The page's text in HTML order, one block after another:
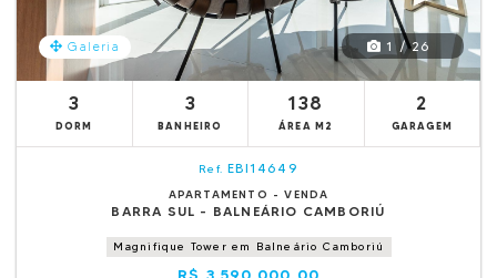
Galeria 1 / 26
3
DORM
3
BANHEIRO
138
ÁREA M2
2
GARAGEM
Ref. EBI14649
APARTAMENTO - VENDA
BARRA SUL - BALNEÁRIO CAMBORIÚ
Magnifique Tower em Balneário Camboriú